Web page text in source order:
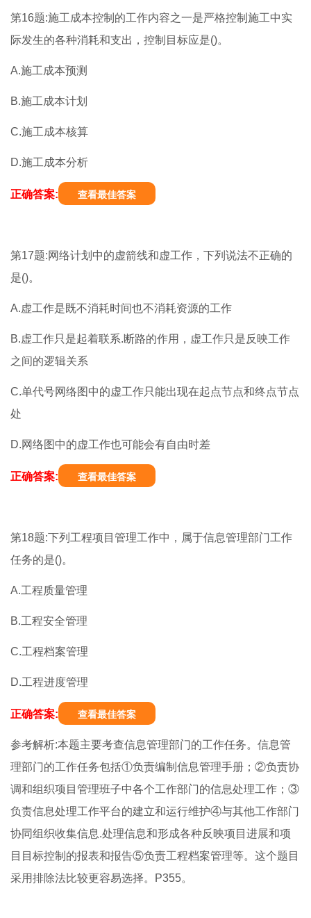
第16题:施工成本控制的工作内容之一是严格控制施工中实
际发生的各种消耗和支出，控制目标应是()。
A.施工成本预测
B.施工成本计划
C.施工成本核算
D.施工成本分析
正确答案: 查看最佳答案
第17题:网络计划中的虚箭线和虚工作，下列说法不正确的
是()。
A.虚工作是既不消耗时间也不消耗资源的工作
B.虚工作只是起着联系.断路的作用，虚工作只是反映工作
之间的逻辑关系
C.单代号网络图中的虚工作只能出现在起点节点和终点节点
处
D.网络图中的虚工作也可能会有自由时差
正确答案: 查看最佳答案
第18题:下列工程项目管理工作中，属于信息管理部门工作
任务的是()。
A.工程质量管理
B.工程安全管理
C.工程档案管理
D.工程进度管理
正确答案: 查看最佳答案
参考解析:本题主要考查信息管理部门的工作任务。信息管
理部门的工作任务包括①负责编制信息管理手册；②负责协
调和组织项目管理班子中各个工作部门的信息处理工作；③
负责信息处理工作平台的建立和运行维护④与其他工作部门
协同组织收集信息.处理信息和形成各种反映项目进展和项
目目标控制的报表和报告⑤负责工程档案管理等。这个题目
采用排除法比较更容易选择。P355。